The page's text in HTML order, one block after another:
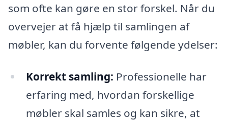
som ofte kan gøre en stor forskel. Når du
overvejer at få hjælp til samlingen af
møbler, kan du forvente følgende ydelser:
Korrekt samling: Professionelle har
erfaring med, hvordan forskellige
møbler skal samles og kan sikre, at